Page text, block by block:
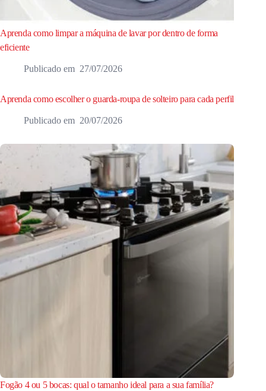
Aprenda como limpar a máquina de lavar por dentro de forma
eficiente
27/07/2026
Aprenda como escolher o guarda-roupa de solteiro para cada perfil
20/07/2026
Fogão 4 ou 5 bocas: qual o tamanho ideal para a sua família?